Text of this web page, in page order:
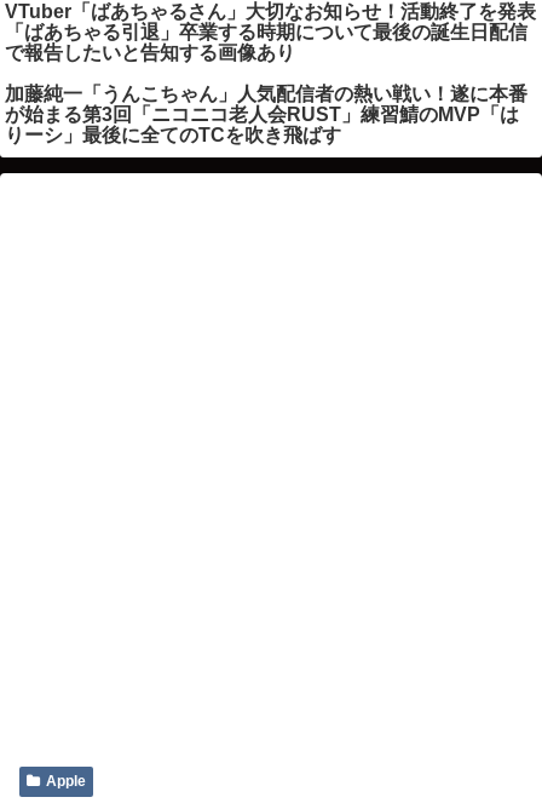
VTuber「ばあちゃるさん」大切なお知らせ！活動終了を発表
「ばあちゃる引退」卒業する時期について最後の誕生日配信
で報告したいと告知する画像あり
加藤純一「うんこちゃん」人気配信者の熱い戦い！遂に本番
が始まる第3回「ニコニコ老人会RUST」練習鯖のMVP「は
りーシ」最後に全てのTCを吹き飛ばす
Apple